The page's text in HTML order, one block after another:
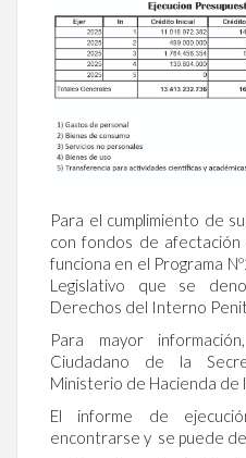
Para el cumplimiento de
con fondos de afectación
funciona en el Programa
Legislativo que se
Derechos del Interno
Para mayor
Ciudadano de la
Ministerio de Hacienda de
El informe de
encontrarse y se puede